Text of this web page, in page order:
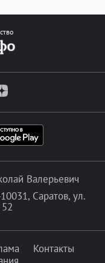
Валерьевич
Саратов, ул.
Контакты